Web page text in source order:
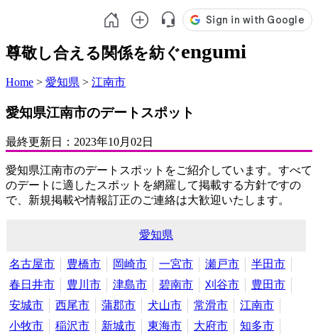
尊敬し合える関係を紡ぐengumi
Home > 愛知県 > 江南市
愛知県江南市のデートスポット
最終更新日： 2023年10月02日
愛知県江南市のデートスポットをご紹介しています。すべて
のデートに適したスポットを網羅して掲載する方針ですの
で、新規掲載や情報訂正のご連絡は大歓迎いたします。
愛知県
名古屋市 豊橋市 岡崎市 一宮市 瀬戸市
半田市
春日井市
豊川市 津島市 碧南市 刈谷市
豊田市
安城市
西尾市 蒲郡市 犬山市 常滑市
江南市
小牧市
稲沢市 新城市 東海市 大府市
知多市